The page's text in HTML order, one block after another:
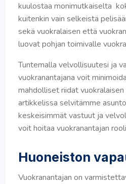
kuulostaa monimutkaiselta
kuitenkin vain selkeistä
sekä vuokralaisen että
luovat pohjan toimivalle
Tuntemalla velvollisuutesi ja
vuokranantajana voit
mahdolliset riidat vuokralaisen
artikkelissa selvitämme
keskeisimmät vastuut ja
voit hoitaa vuokranantajan
Huoneiston
Vuokranantajan on